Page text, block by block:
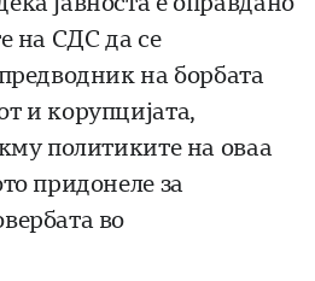
на СДС да се
на борбата
и корупцијата,
политиките на оваа
придонеле за
во